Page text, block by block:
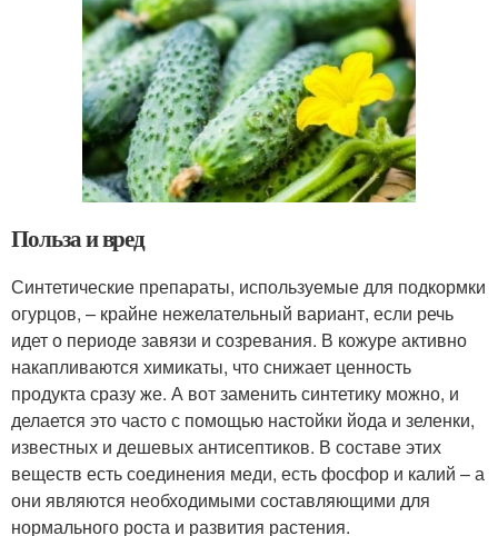
Польза и вред
Синтетические препараты, используемые для подкормки
огурцов, – крайне нежелательный вариант, если речь
идет о периоде завязи и созревания. В кожуре активно
накапливаются химикаты, что снижает ценность
продукта сразу же. А вот заменить синтетику можно, и
делается это часто с помощью настойки йода и зеленки,
известных и дешевых антисептиков. В составе этих
веществ есть соединения меди, есть фосфор и калий – а
они являются необходимыми составляющими для
нормального роста и развития растения.